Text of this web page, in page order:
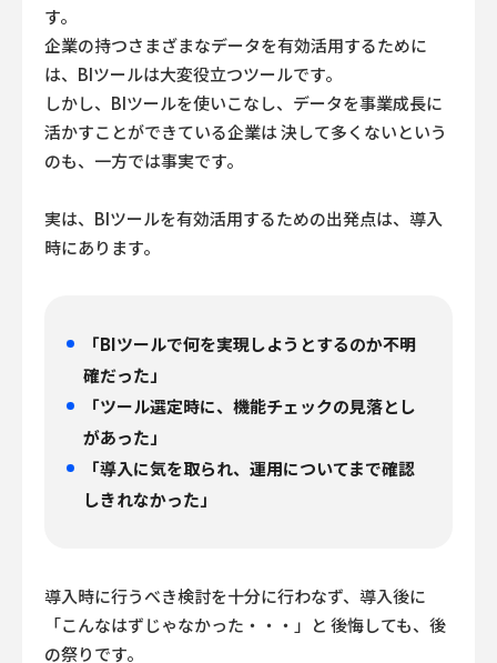
す。
企業の持つさまざまなデータを有効活用するために
は、BIツールは大変役立つツールです。
しかし、BIツールを使いこなし、データを事業成長に
活かすことができている企業は決して多くないという
のも、一方では事実です。
実は、BIツールを有効活用するための出発点は、導入
時にあります。
「BIツールで何を実現しようとするのか不明
確だった」
「ツール選定時に、機能チェックの見落とし
があった」
「導入に気を取られ、運用についてまで確認
しきれなかった」
導入時に行うべき検討を十分に行わなず、導入後に
「こんなはずじゃなかった・・・」と 後悔しても、後
の祭りです。